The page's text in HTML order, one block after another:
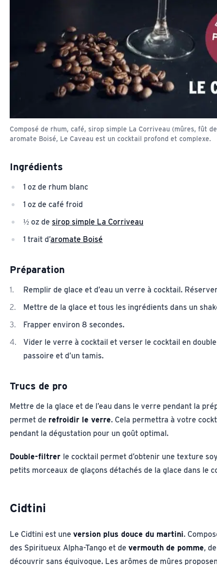
Composé de rhum, café, sirop simple La Corriveau (mûres, fût
aromate Boisé, Le Caveau est un cocktail profond et complexe.
Ingrédients
1 oz de rhum blanc
1 oz de café froid
½ oz de sirop simple La Corriveau
1 trait d’aromate Boisé
Préparation
Remplir de glace et d’eau un verre à cocktail.
Mettre de la glace et tous les ingrédients dans un
Frapper environ 8 secondes.
Vider le verre à cocktail et verser le cocktail en
passoire et d’un tamis.
Trucs de pro
Mettre de la glace et de l’eau dans le verre pendant la
permet de refroidir le verre. Cela permettra à votre
pendant la dégustation pour un goût optimal.
Double-filtrer le cocktail permet d’obtenir une texture
petits morceaux de glaçons détachés de la glace dans le
Cidtini
Le Cidtini est une version plus douce du martini.
des Spiritueux Alpha-Tango et de vermouth de pomme,
découvrir sans équivoque. Les arômes de mûres